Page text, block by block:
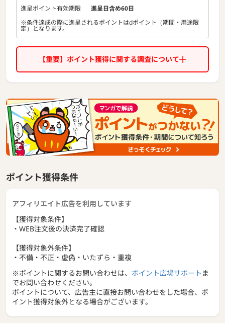
＜特徴＞
１.購入者／贈る側がデジタル上で、相手に体験してもらいた
いプラン・施設を決めてからダイレクトに贈るこ とができる
２.デジタル上で入力した相手へのメッセージ・思いをレター
にして贈ることができる
３.「このホテル」の「このプラン」を贈りたいというニーズ
に応えた、旅・体験がプレゼントできる「感動体験ギフト」
進呈ポイント有効期限
進呈日含め60日
※条件達成の際に進呈されるポイントはdポイント（期間・用途限
定）となります。
【重要】ポイント獲得に関する調査について
ポイント獲得条件
アフィリエイト広告を利用しています
【獲得対象条件】
・WEB注文後の決済完了確認
【獲得対象外条件】
・不備・不正・虚偽・いたずら・重複
※ポイントに関するお問い合わせは、 ポイント広場サポート ま
でお問い合わせください。
ポイントについて、広告主に直接お問い合わせをした場合、ポ
イント獲得対象外となる場合がございます。